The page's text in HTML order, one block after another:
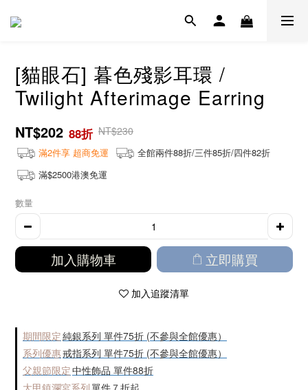
[貓眼石] 暮色殘影耳環 /
Twilight Afterimage Earring
NT$202 88折 NT$230
滿2件享 超商免運
全館兩件88折/三件85折/四件82折
滿$2500港澳免運
數量
加入購物車 立即購買
加入追蹤清單
期間限定純銀系列 單件75折 (不參與全館優惠）
系列優惠戒指系列 單件75折 (不參與全館優惠）
父親節限定中性飾品 單件88折
大甲鎮瀾宮系列單件７折起